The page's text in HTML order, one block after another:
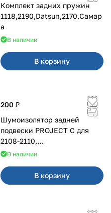
Комплект задних пружин
1118,2190,Datsun,2170,Самар
а
В наличии
В корзину
200 ₽
Шумоизолятор задней
подвески PROJECT C для
2108-2110,
Приора,Калина,Гранта
В наличии
В корзину